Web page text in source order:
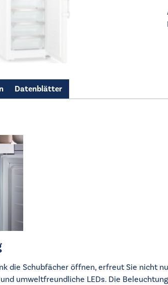
Datenblätter
die Schubfächer öffnen, erfreut Sie nicht
umweltfreundliche LEDs. Die